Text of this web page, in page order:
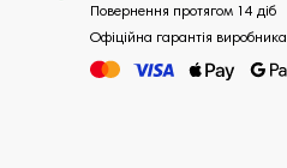
Повернення протягом 14 діб
Офіційна гарантія виробника